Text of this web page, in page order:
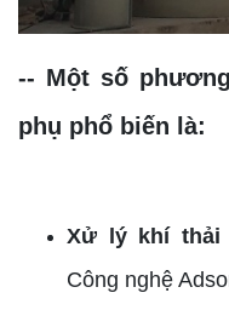
-- Một số
phụ phổ biến là:
Xử lý khí thải
Công nghệ